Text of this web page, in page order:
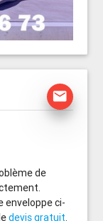
mail
de
enveloppe ci-
devis gratuit.